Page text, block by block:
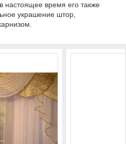
настоящее время его также
украшение штор,